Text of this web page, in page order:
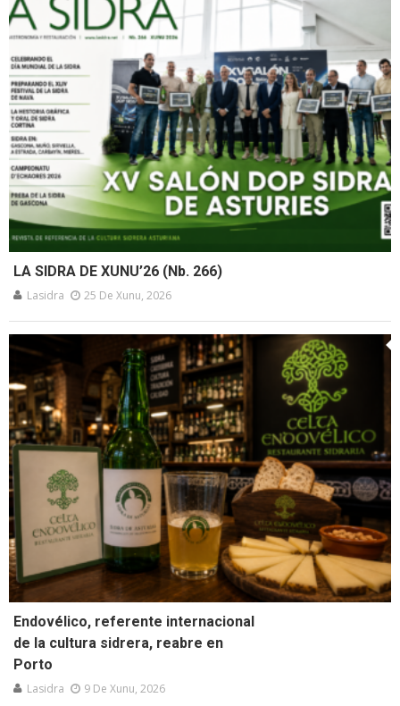
LA SIDRA DE XUNU’26 (Nb. 266)
Lasidra 25 De Xunu, 2026
Endovélico, referente internacional
de la cultura sidrera, reabre en
Porto
Lasidra 9 De Xunu, 2026